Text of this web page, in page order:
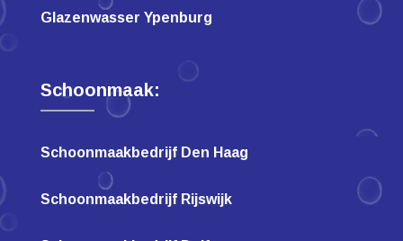
Glazenwasser Ypenburg
Schoonmaak:
Schoonmaakbedrijf Den Haag
Schoonmaakbedrijf Rijswijk